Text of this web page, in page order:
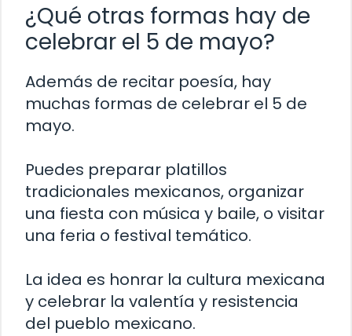
¿Qué otras formas hay de
celebrar el 5 de mayo?
Además de recitar poesía, hay
muchas formas de celebrar el 5 de
mayo.
Puedes preparar platillos
tradicionales mexicanos, organizar
una fiesta con música y baile, o visitar
una feria o festival temático.
La idea es honrar la cultura mexicana
y celebrar la valentía y resistencia
del pueblo mexicano.